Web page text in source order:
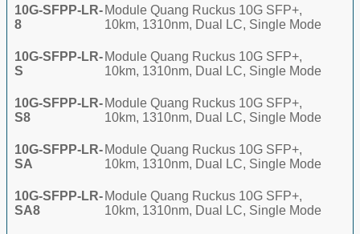
10G-SFPP-LR-
8
Module Quang Ruckus 10G SFP+,
10km, 1310nm, Dual LC, Single Mode
10G-SFPP-LR-
S
Module Quang Ruckus 10G SFP+,
10km, 1310nm, Dual LC, Single Mode
10G-SFPP-LR-
S8
Module Quang Ruckus 10G SFP+,
10km, 1310nm, Dual LC, Single Mode
10G-SFPP-LR-
SA
Module Quang Ruckus 10G SFP+,
10km, 1310nm, Dual LC, Single Mode
10G-SFPP-LR-
SA8
Module Quang Ruckus 10G SFP+,
10km, 1310nm, Dual LC, Single Mode